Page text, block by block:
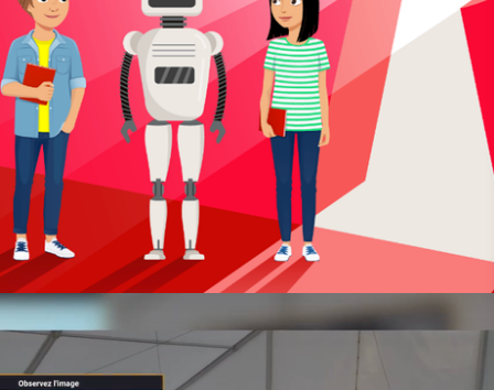
Cheffe de projet - Ingénieure pédagogique - Designer